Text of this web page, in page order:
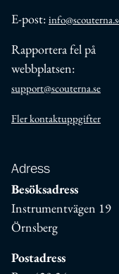
E-post:
Rapportera fel på
webbplatsen:
support@scouterna.se
Fler kontaktuppgifter
Adress
Besöksadress
Instrumentvägen 19
Örnsberg
Postadress